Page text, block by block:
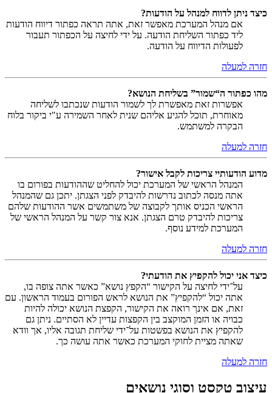
כיצד ניתן לדווח למנהל על הודעות?
אם מנהל המערכת מאפשר זאת, אתה תראה כפתור דיווח הודעות
ליד כפתור השליחת הודעה. על ידי לחיצה על הכפתור תעבור
לפעולות הדיווח על הודעה.
חזרה למעלה
מהו כפתור ה“שמור” בשליחת הנושא?
אפשרות זאת מאפשרת לך לשמור הודעות שנכתבו לשליחה
מאוחרת, תוכל להגיע אליהם שנית לאחר השמירה ע"י ביקור בלוח
הבקרה למשתמש.
חזרה למעלה
מדוע הודעותיי צריכות לקבל אישור?
המנהל הראשי של המערכת יכול להחליט שההודעות בפורום בו
אתה מנסה לכתוב נדרשות להיבדק לפני הצגתן. יתכן גם שהמנהל
הראשי הכניס אותך לקבוצה של משתמשים אשר ההודעות שלהם
צריכות להיבדק טרם הצגתן. אנא צור קשר על המנהל הראשי של
המערכת למידע נוסף.
חזרה למעלה
כיצד אני יכול להקפיץ את הודעתי?
על־ידי לחיצה על הקישור “הקפץ נושא” כאשר אתה צופה בו,
אתה יכול “להקפיץ” את הנושא לראש הפורום בעמוד הראשון. עם
זאת, אם אינך רואה את הקישור, הקפצת הנושא יכולה להיות
כבויה או הזמן המוקצב בין הקפצות עדיין לא הסתיים. ניתן גם
להקפיץ את הנושא בפשטות על־ידי שליחת תגובה אליו, אך וודא
שאתה מציית לחוקי המערכת כאשר אתה עושה כך.
חזרה למעלה
עיצוב טקסט וסוגי נושאים